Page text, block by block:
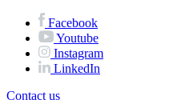
Facebook
Youtube
Instagram
LinkedIn
Contact us